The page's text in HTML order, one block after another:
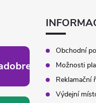
Obchodní
Možnosti
Reklamační
Výdejní